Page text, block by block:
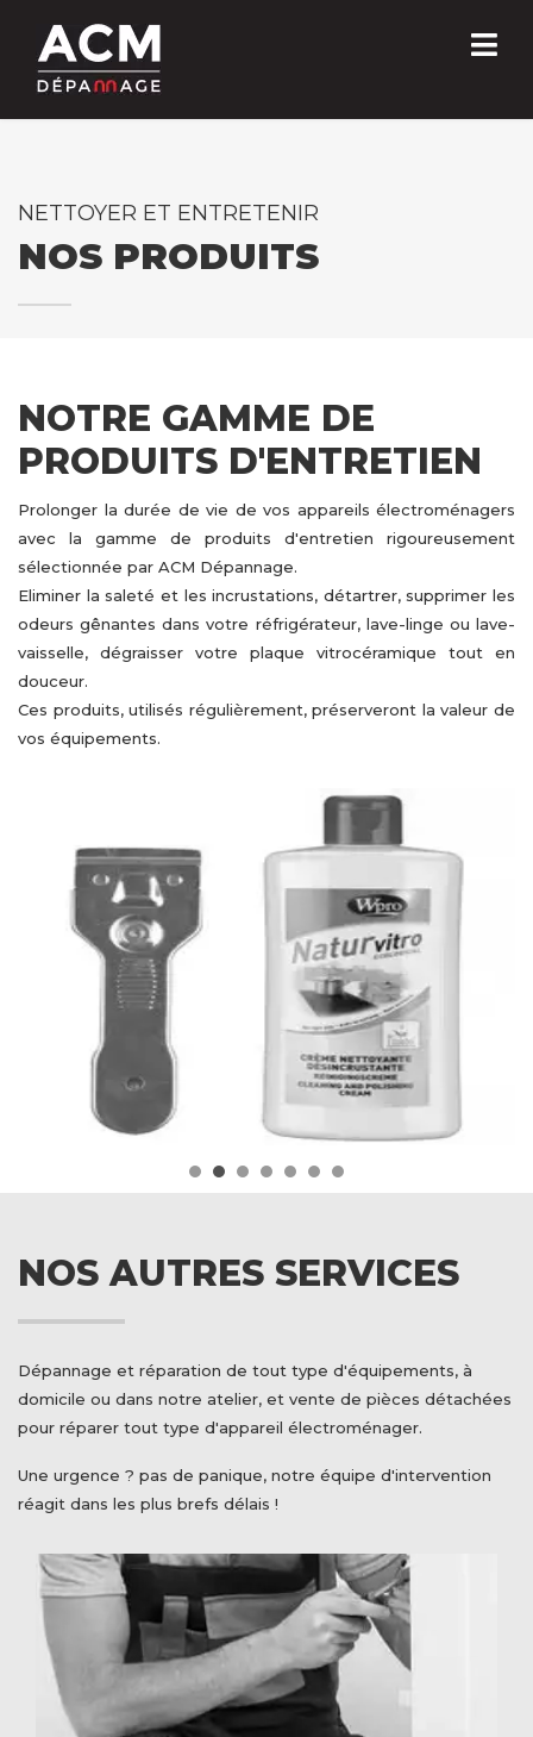
NETTOYER ET ENTRETENIR
NOS PRODUITS
NOTRE GAMME DE
PRODUITS D'ENTRETIEN
Prolonger la durée de vie de vos appareils électroménagers
avec la gamme de produits d'entretien rigoureusement
sélectionnée par ACM Dépannage.
Eliminer la saleté et les incrustations, détartrer, supprimer les
odeurs gênantes dans votre réfrigérateur, lave-linge ou lave-
vaisselle, dégraisser votre plaque vitrocéramique tout en
douceur.
Ces produits, utilisés régulièrement, préserveront la valeur de
vos équipements.
NOS AUTRES SERVICES
Dépannage et réparation de tout type d'équipements, à
domicile ou dans notre atelier, et vente de pièces détachées
pour réparer tout type d'appareil électroménager.
Une urgence ? pas de panique, notre équipe d'intervention
réagit dans les plus brefs délais !